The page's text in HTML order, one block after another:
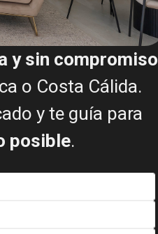
virtual
y sin compromiso
o Costa Cálida.
y te guía para
posible.